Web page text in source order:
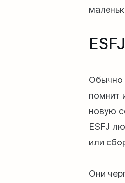
Обычно
помнит
новую
ESFJ
или
Они